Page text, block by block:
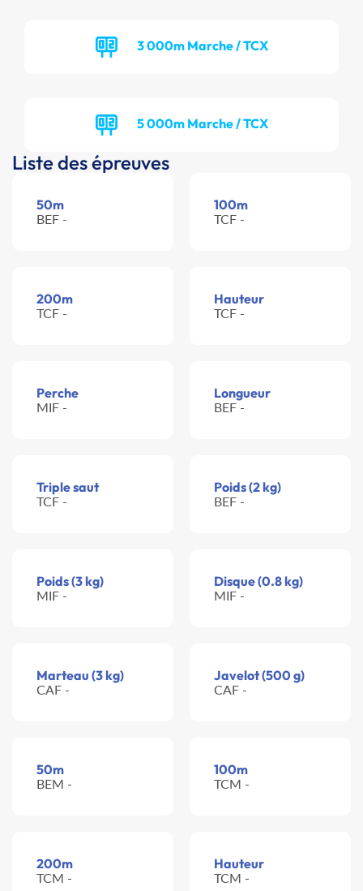
3 000m Marche / TCX
5 000m Marche / TCX
Liste des épreuves
50m
BEF -
100m
TCF -
200m
TCF -
Hauteur
TCF -
Perche
MIF -
Longueur
BEF -
Triple saut
TCF -
Poids (2 kg)
BEF -
Poids (3 kg)
MIF -
Disque (0.8 kg)
MIF -
Marteau (3 kg)
CAF -
Javelot (500 g)
CAF -
50m
BEM -
100m
TCM -
200m
TCM -
Hauteur
TCM -